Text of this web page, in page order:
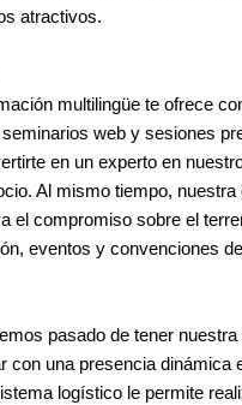
atractivos.
multilingüe te ofrece
web y sesiones
en un experto en
Al mismo tiempo, nuestra
el compromiso sobre el
eventos y convenciones
pasado de tener
con una presencia dinámica
logístico le permite